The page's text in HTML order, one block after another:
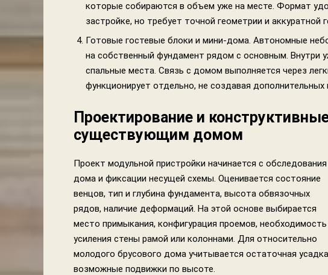
которые собираются в объем уже на месте. Формат
застройке, но требует точной геометрии и
Готовые гостевые блоки и мини-дома. Автономные
на собственный фундамент рядом с основным. Внутри
спальные места. Связь с домом выполняется через
функционирует отдельно, не создавая дополнительных
Проектирование и
существующим домом
Проект модульной пристройки начинается с обследования
дома и фиксации несущей схемы. Оценивается состояние
венцов, тип и глубина фундамента, высота обвязочных
рядов, наличие деформаций. На этой основе выбирается
место примыкания, конфигурация проемов, необходимость
усиления стены рамой или колоннами. Для относительно
молодого брусового дома учитывается остаточная
возможные подвижки по высоте.